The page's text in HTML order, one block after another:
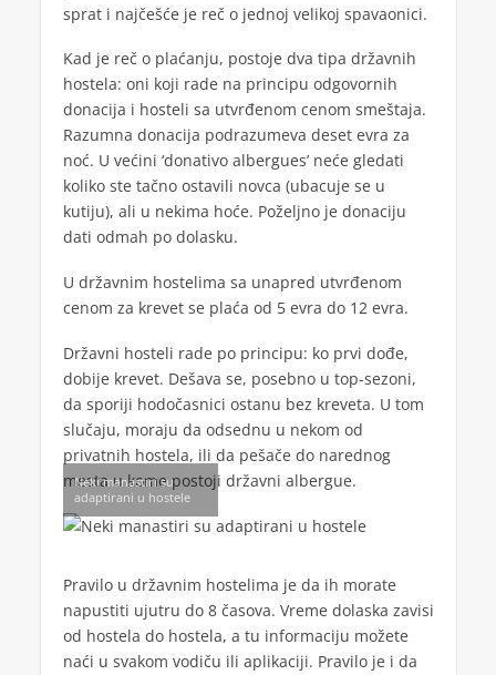
sprat i najčešće je reč o jednoj velikoj spavaonici.
Kad je reč o plaćanju, postoje dva tipa državnih
hostela: oni koji rade na principu odgovornih
donacija i hosteli sa utvrđenom cenom smeštaja.
Razumna donacija podrazumeva deset evra za
noć. U većini ‘donativo albergues’ neće gledati
koliko ste tačno ostavili novca (ubacuje se u
kutiju), ali u nekima hoće. Poželjno je donaciju
dati odmah po dolasku.
U državnim hostelima sa unapred utvrđenom
cenom za krevet se plaća od 5 evra do 12 evra.
Državni hosteli rade po principu: ko prvi dođe,
dobije krevet. Dešava se, posebno u top-sezoni,
da sporiji hodočasnici ostanu bez kreveta. U tom
slučaju, moraju da odsednu u nekom od
privatnih hostela, ili da pešače do narednog
mesta u kome postoji državni albergue.
Neki manastiri su
adaptirani u hostele
Pravilo u državnim hostelima je da ih morate
napustiti ujutru do 8 časova. Vreme dolaska zavisi
od hostela do hostela, a tu informaciju možete
naći u svakom vodiču ili aplikaciji. Pravilo je i da